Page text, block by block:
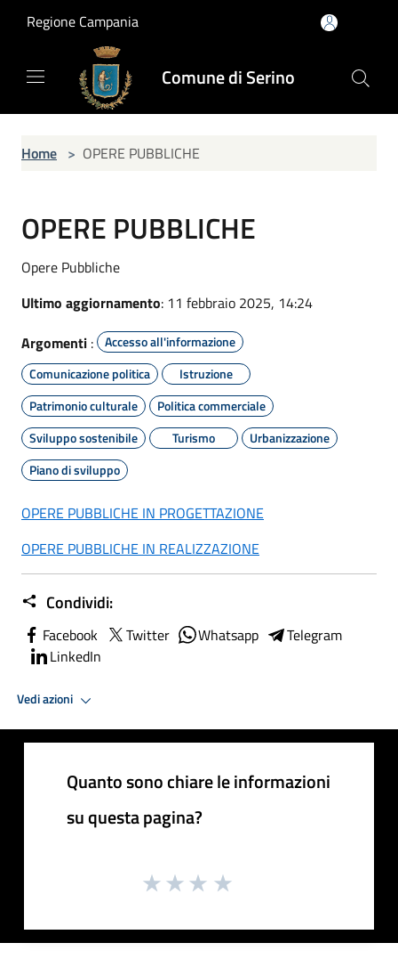
Regione Campania
Comune di Serino
Home > OPERE PUBBLICHE
OPERE PUBBLICHE
Opere Pubbliche
Ultimo aggiornamento: 11 febbraio 2025, 14:24
Argomenti :
Accesso all'informazione
Comunicazione politica
Istruzione
Patrimonio culturale
Politica commerciale
Sviluppo sostenibile
Turismo
Urbanizzazione
Piano di sviluppo
OPERE PUBBLICHE IN PROGETTAZIONE
OPERE PUBBLICHE IN REALIZZAZIONE
Condividi:
Facebook Twitter Whatsapp
Telegram
LinkedIn
Vedi azioni
Quanto sono chiare le informazioni
su questa pagina?